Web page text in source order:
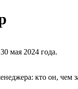
мая 2024 года.
кто он, чем